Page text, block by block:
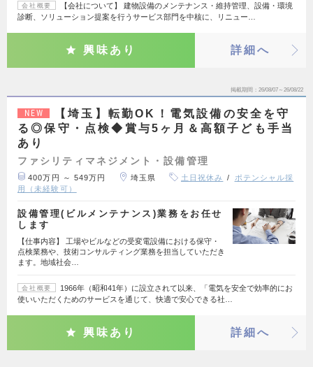
会社概要
【会社について】 建物設備のメンテナンス・維持管理、設備・環境
診断、ソリューション提案を行うサービス部門を中核に、リニュー…
興味あり 詳細へ
掲載期間 26/08/07～26/08/22
NEW
【埼玉】転勤OK！電気設備の安全を守
る◎保守・点検◆賞与5ヶ月＆高額子ども手当
あり
ファシリティマネジメント・設備管理
400万円 ～ 549万円 埼玉県 土日祝休み
ポテンシャル採
用（未経験可）
設備管理(ビルメンテナンス)業務をお任せ
します
【仕事内容】 工場やビルなどの受変電設備における保守・
点検業務や、技術コンサルティング業務を担当していただき
ます。地域社会…
会社概要
1966年（昭和41年）に設立されて以来、「電気を安全で効率的にお
使いいただくためのサービスを通じて、快適で安心できる社…
興味あり 詳細へ